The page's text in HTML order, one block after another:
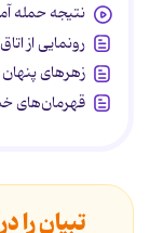
نتیجه حمله
رونمایی از
زهرهای
قهرمان‌های
تبیان را